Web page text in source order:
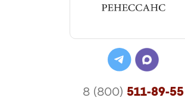
8 (800) 511-89-55